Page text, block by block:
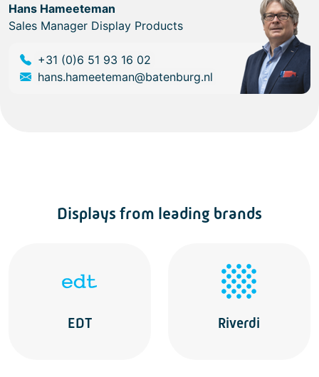
Hans Hameeteman
Sales Manager Display Products
+31 (0)6 51 93 16 02
hans.hameeteman@batenburg.nl
Displays from leading brands
EDT Riverdi